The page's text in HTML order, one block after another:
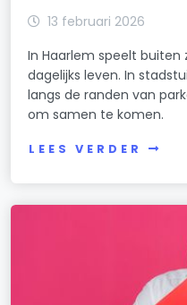
13 februari 2026
In Haarlem speelt buiten
dagelijks leven. In
langs de randen van
om samen te komen.
LEES VERDER